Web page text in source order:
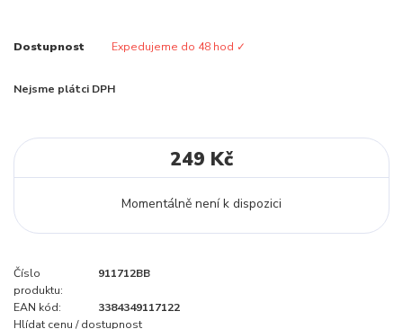
Dostupnost Expedujeme do 48 hod ✓
Nejsme plátci DPH
249 Kč
Momentálně není k dispozici
Číslo
produktu:
911712BB
EAN kód:
3384349117122
Hlídat cenu / dostupnost